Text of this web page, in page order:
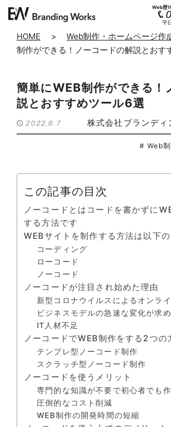
Web歴
平
HOME > Web制作・ホームページ作
制作ができる！ノーコードの解説とおす
簡単にWEB制作ができる！
説とおすすめツール6選
2022.8.7 株式会社ブランデ
# Web
この記事の目次
ノーコードとはコードを書かずに
する方法です
WEBサイトを制作する方法は以下
コーディング
ローコード
ノーコード
ノーコードが注目され始めた理由
新型コロナウイルスによるオンラ
ビジネスモデルの急速な変化が求
IT人材不足
ノーコードでWEB制作をする2つの
テンプレ型ノーコード制作
スクラッチ型ノーコード制作
ノーコードを使うメリット
専門的な知識が不要で初心者でも
圧倒的なコスト削減
WEB制作の開発時間の短縮